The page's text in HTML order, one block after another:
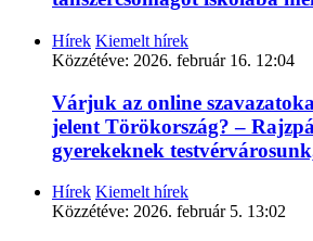
Hírek Kiemelt hírek
Közzétéve: 2026. február 16. 12:04
Várjuk az online
jelent Törökország? –
gyerekeknek
Hírek Kiemelt hírek
Közzétéve: 2026. február 5. 13:02